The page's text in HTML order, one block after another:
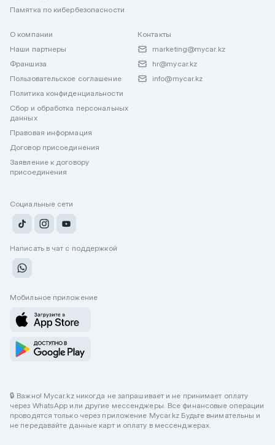
Памятка по кибербезопасности
О компании
Наши партнеры
Франшиза
Пользовательское соглашение
Политика конфиденциальности
Сбор и обработка персональных
данных
Правовая информация
Договор присоединения
Заявление к договору
присоединения
Контакты
marketing@mycar.kz
hr@mycar.kz
info@mycar.kz
Социальные сети
Написать в чат с поддержкой
Мобильное приложение
🔒 Важно! Mycar.kz никогда не запрашивает и не принимает оплату
через WhatsApp или другие мессенджеры. Все финансовые операции
проводятся только через приложение Mycar.kz Будьте внимательны и
не передавайте данные карт и оплату в мессенджерах.